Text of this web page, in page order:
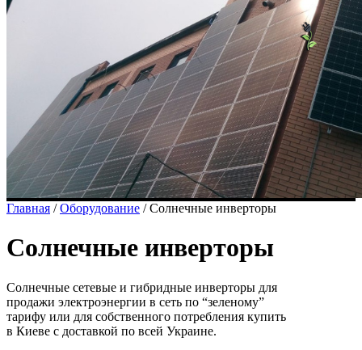
Главная /Оборудование / Солнечные инверторы
Солнечные инверторы
Солнечные сетевые и гибридные инверторы для
продажи электроэнергии в сеть по “зеленому”
тарифу или для собственного потребления купить
в Киеве с доставкой по всей Украине.